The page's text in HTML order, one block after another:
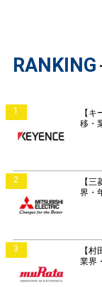
RANKING
1
【
移・
2
【
界・
3
【
業界